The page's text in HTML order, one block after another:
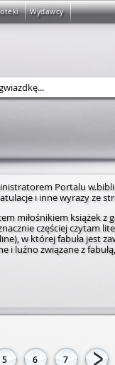
Wydawcy
Portalu
i inne wyrazy ze
miłośnikiem książek
częściej czytam
w której fabuła jest
i luźno związane z
5 6 7